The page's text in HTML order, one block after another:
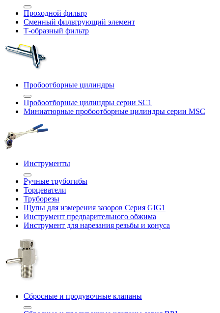
Проходной фильтр
Сменный фильтрующий элемент
Т-образный фильтр
Пробоотборные цилиндры
Пробоотборные цилиндры серии SC1
Миниатюрные пробоотборные цилиндры серии MSC
Инструменты
Ручные трубогибы
Торцеватели
Труборезы
Щупы для измерения зазоров Cерия GIG1
Инструмент предварительного обжима
Инструмент для нарезания резьбы и конуса
Сбросные и продувочные клапаны